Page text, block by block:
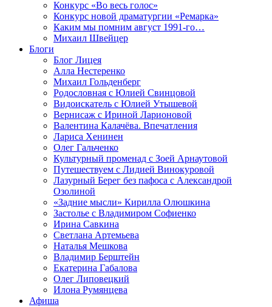
Конкурс «Во весь голос»
Конкурс новой драматургии «Ремарка»
Каким мы помним август 1991-го…
Михаил Швейцер
Блоги
Блог Лицея
Алла Нестеренко
Михаил Гольденберг
Родословная с Юлией Свинцовой
Видоискатель с Юлией Утышевой
Вернисаж с Ириной Ларионовой
Валентина Калачёва. Впечатления
Лариса Хенинен
Олег Гальченко
Культурный променад с Зоей Арнаутовой
Путешествуем с Лидией Винокуровой
Лазурный Берег без пафоса с Александрой
Озолиной
«Задние мысли» Кирилла Олюшкина
Застолье с Владимиром Софиенко
Ирина Савкина
Светлана Артемьева
Наталья Мешкова
Владимир Берштейн
Екатерина Габалова
Олег Липовецкий
Илона Румянцева
Афиша